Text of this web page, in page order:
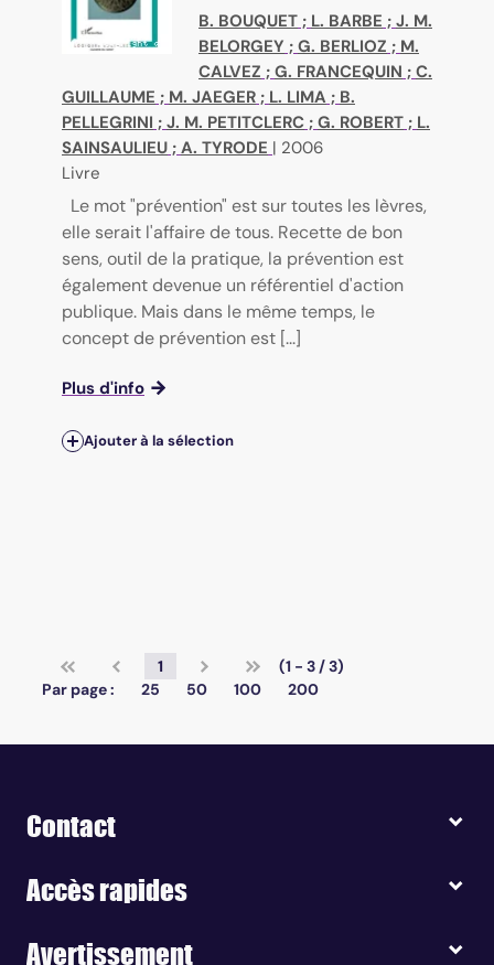
B. BOUQUET ; L. BARBE ; J. M.
BELORGEY ; G. BERLIOZ ; M.
CALVEZ ; G. FRANCEQUIN ; C.
GUILLAUME ; M. JAEGER ; L. LIMA ; B.
PELLEGRINI ; J. M. PETITCLERC ; G. ROBERT ; L.
SAINSAULIEU ; A. TYRODE | 2006
Livre
Le mot "prévention" est sur toutes les lèvres,
elle serait l'affaire de tous. Recette de bon
sens, outil de la pratique, la prévention est
également devenue un référentiel d'action
publique. Mais dans le même temps, le
concept de prévention est [...]
Plus d'info
Ajouter à la sélection
1
(1 - 3 / 3)
Par page :
25 50 100 200
Contact
Accès rapides
Avertissement